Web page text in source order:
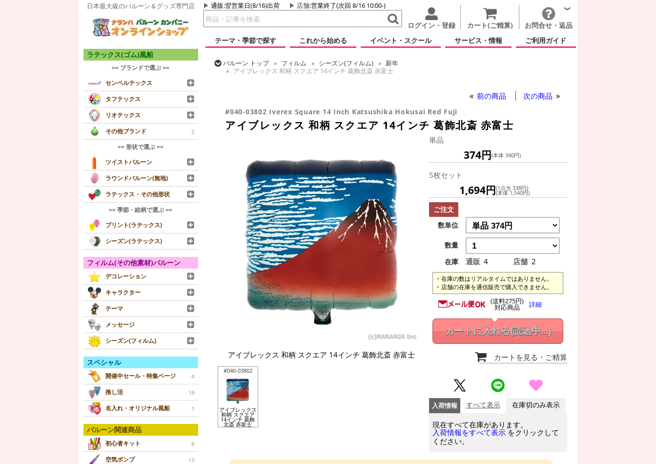
日本最大級のバルーン＆グッズ専門店 通販:翌営業日(8/16)出荷 店舗:営業終了(次回 8/16 10:00-)
ログイン・登録 カート(ご精算)
お問合せ・返品
テーマ・季節で探す
これから始める イベント・スクール サービス・情報 ご利用ガイド
ラテックス(ゴム)風船
== ブランドで選ぶ ==
センペルテックス
タフテックス
リオテックス
その他ブランド
2
== 形状で選ぶ ==
ツイストバルーン
ラウンドバルーン(無地)
ラテックス・その他形状
== 季節・絵柄で選ぶ ==
プリント(ラテックス)
シーズン(ラテックス)
フィルム(その他素材)バルーン
デコレーション
キャラクター
テーマ
メッセージ
シーズン(フィルム)
スペシャル
開催中セール・特集ページ 4
推し活 19
名入れ・オリジナル風船 1
バルーン関連商品
初心者キット 8
空気ポンプ 13
バルーン トップ フィルム シーズン(フィルム)
新年
アイブレックス 和柄 スクエア 14インチ 葛飾北斎 赤富士
前の商品 次の商品
#040-03802 Iverex Square 14 Inch Katsushika Hokusai Red Fuji
アイブレックス 和柄 スクエア 14インチ 葛飾北斎 赤富士
アイブレックス 和柄 スクエア 14インチ 葛飾北斎 赤富士
#040-03802
アイブレックス
和柄 スクエア
14インチ 葛飾
北斎 赤富士
単品
374円(本体 340円)
5枚セット
1,694円(1点当 338円)
(本体 1,540円)
ご注文
数単位
数量
在庫
通販 4 店舗 2
在庫の数はリアルタイムではありません。
店舗の在庫を通信販売で購入できません。
(送料275円)
対応商品 詳細
カートに入れる(読込中...)
カートを見る ・ご精算
入荷情報 すべて表示 在庫切のみ表示
現在すべて在庫があります。
入荷情報をすべて表示 をクリックして
ください。